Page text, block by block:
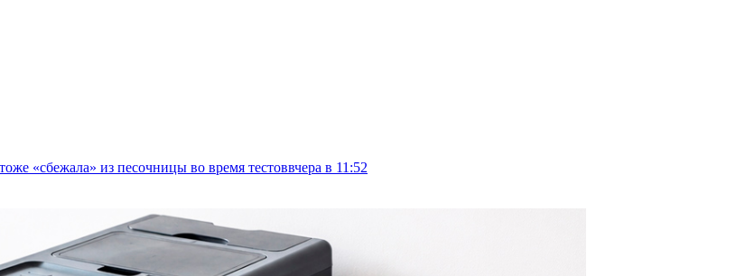
«сбежала» из песочницы во время тестоввчера в 11:52